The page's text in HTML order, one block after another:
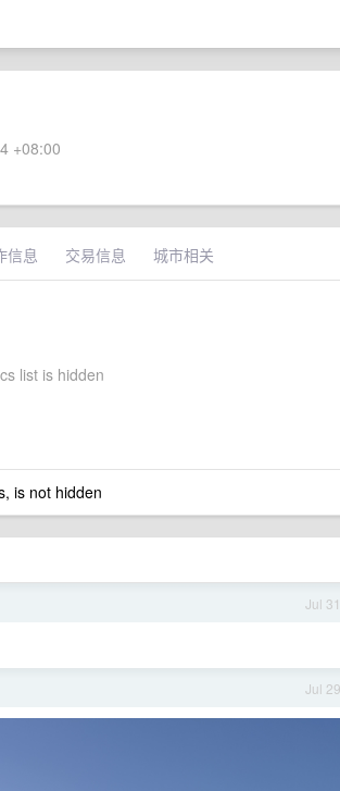
+08:00
信息 交易信息 城市相关
list is hidden
is not hidden
Jul 31
Jul 29